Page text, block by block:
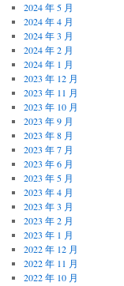
2024 年 5 月
2024 年 4 月
2024 年 3 月
2024 年 2 月
2024 年 1 月
2023 年 12 月
2023 年 11 月
2023 年 10 月
2023 年 9 月
2023 年 8 月
2023 年 7 月
2023 年 6 月
2023 年 5 月
2023 年 4 月
2023 年 3 月
2023 年 2 月
2023 年 1 月
2022 年 12 月
2022 年 11 月
2022 年 10 月